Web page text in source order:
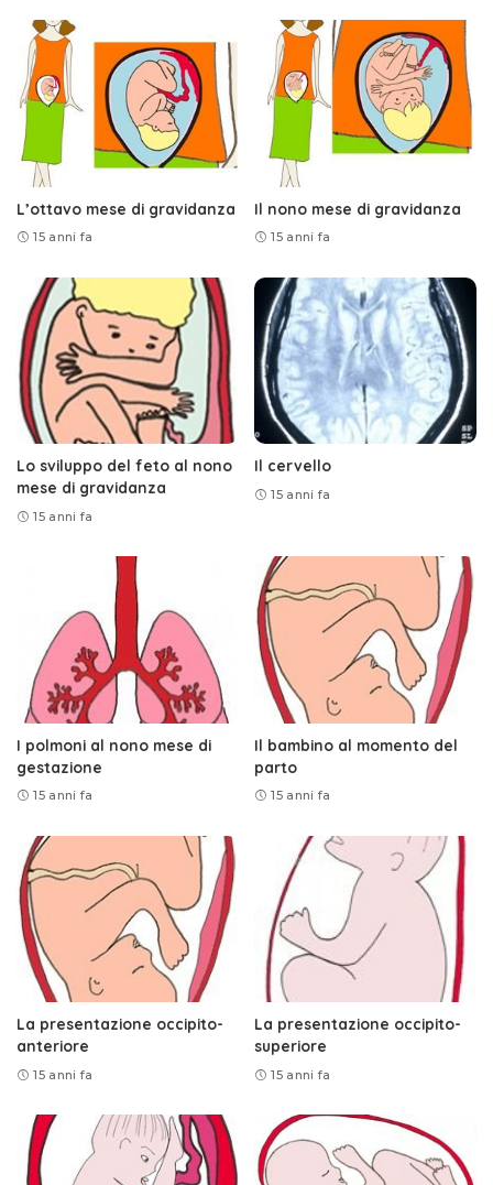
L’ottavo mese di gravidanza
15 anni fa
Il nono mese di gravidanza
15 anni fa
Lo sviluppo del feto al nono
mese di gravidanza
15 anni fa
Il cervello
15 anni fa
I polmoni al nono mese di
gestazione
15 anni fa
Il bambino al momento del
parto
15 anni fa
La presentazione occipito-
anteriore
15 anni fa
La presentazione occipito-
superiore
15 anni fa